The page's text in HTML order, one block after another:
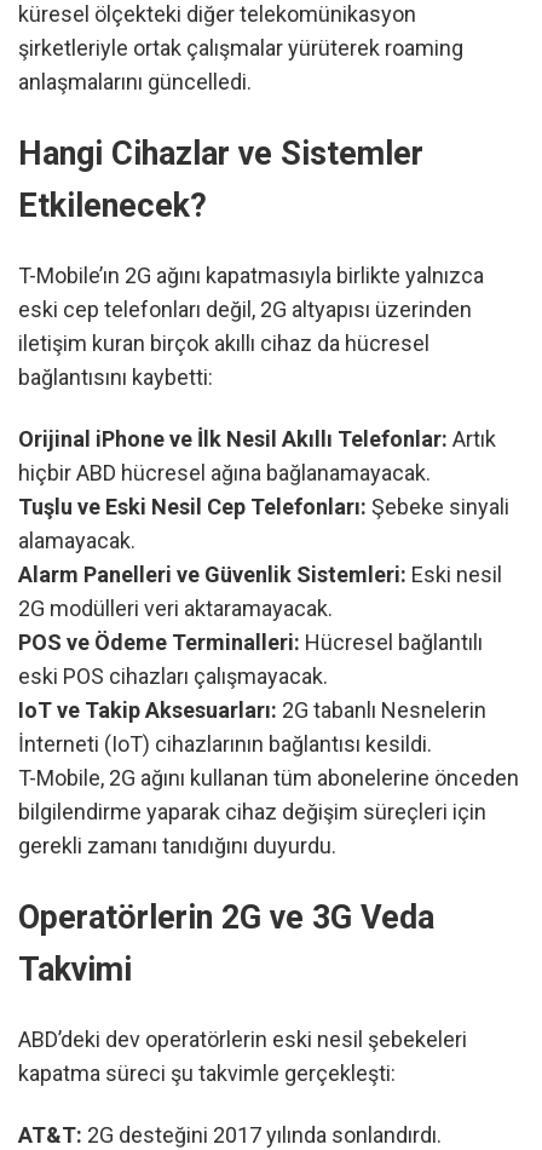
küresel ölçekteki diğer telekomünikasyon
şirketleriyle ortak çalışmalar yürüterek roaming
anlaşmalarını güncelledi.
Hangi Cihazlar ve Sistemler
Etkilenecek?
T-Mobile’ın 2G ağını kapatmasıyla birlikte yalnızca
eski cep telefonları değil, 2G altyapısı üzerinden
iletişim kuran birçok akıllı cihaz da hücresel
bağlantısını kaybetti:
Orijinal iPhone ve İlk Nesil Akıllı Telefonlar: Artık
hiçbir ABD hücresel ağına bağlanamayacak.
Tuşlu ve Eski Nesil Cep Telefonları: Şebeke sinyali
alamayacak.
Alarm Panelleri ve Güvenlik Sistemleri: Eski nesil
2G modülleri veri aktaramayacak.
POS ve Ödeme Terminalleri: Hücresel bağlantılı
eski POS cihazları çalışmayacak.
IoT ve Takip Aksesuarları: 2G tabanlı Nesnelerin
İnterneti (IoT) cihazlarının bağlantısı kesildi.
T-Mobile, 2G ağını kullanan tüm abonelerine önceden
bilgilendirme yaparak cihaz değişim süreçleri için
gerekli zamanı tanıdığını duyurdu.
Operatörlerin 2G ve 3G Veda
Takvimi
ABD’deki dev operatörlerin eski nesil şebekeleri
kapatma süreci şu takvimle gerçekleşti:
AT&T: 2G desteğini 2017 yılında sonlandırdı.